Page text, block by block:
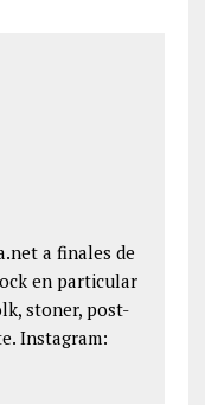
a finales de
en particular
stoner, post-
Instagram: